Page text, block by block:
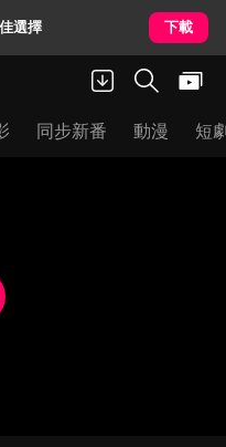
選擇 下載
同步新番 動漫 短